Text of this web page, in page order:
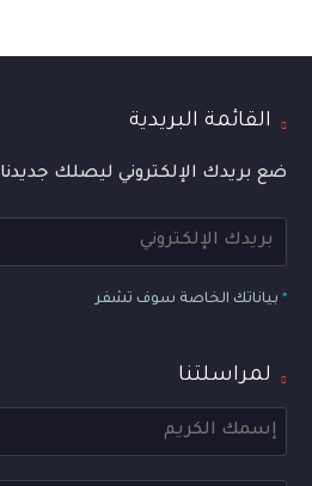
القائمة البريدية
ضع بريدك الإلكتروني ليصلك جديدنا
* بياناتك الخاصة سوف تشفر
لمراسلتنا